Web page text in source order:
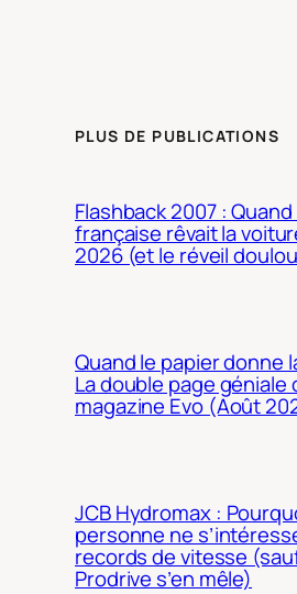
PLUS DE PUBLICATIONS
Flashback 2007 :
française rêvait la
2026 (et le réveil
Quand le papier donne
La double page géniale
magazine Evo (Août
JCB Hydromax :
personne ne
records de vitesse
Prodrive s’en mêle)